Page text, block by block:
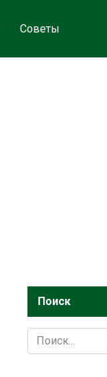
Советы
Поиск
Search
for: